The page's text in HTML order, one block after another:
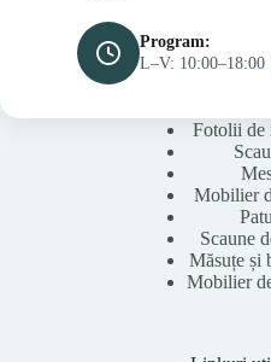
Program:
L–V: 10:00–18:00
Fotolii de
Mobilier
Scaune
Măsuțe și
Mobilier